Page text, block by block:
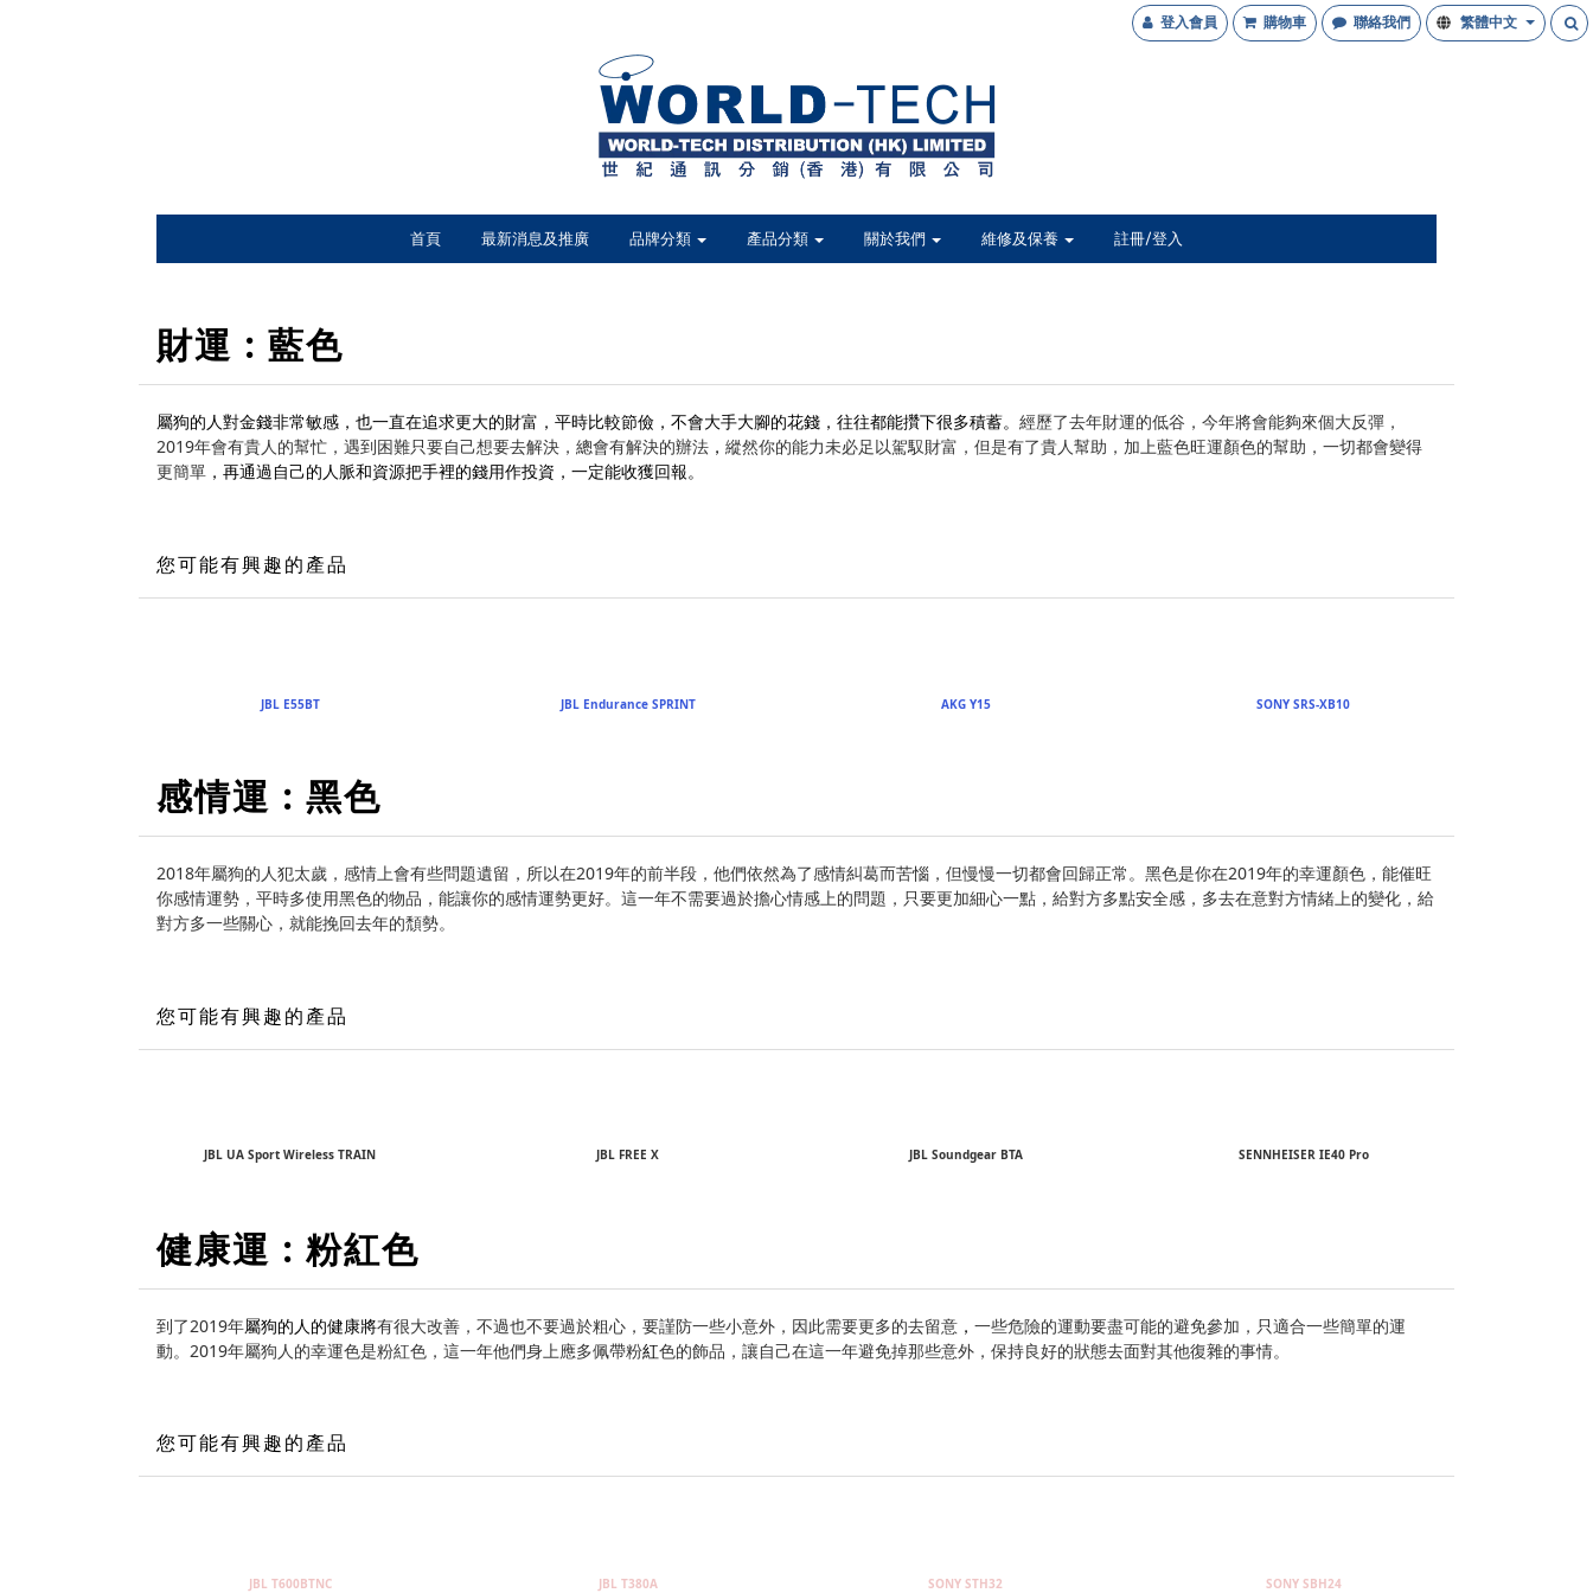
登入會員 購物車 聯絡我們 繁體中文
首頁 最新消息及推廣 品牌分類 產品分類 關於我們 維修及保養 註冊/登入
財運 : 藍色
屬狗的人對金錢非常敏感，也一直在追求更大的財富，平時比較節儉，不會大手大腳的花錢，往往都能攢下很多積蓄。 經歷了去年財運的低谷，今年將會能夠來個大反彈，
2019年會有貴人的幫忙，遇到困難只要自己想要去解決，總會有解決的辦法 ， 縱然你的能力未必足以駕馭財富，但是有了貴人幫助，加上藍色旺運顏色的幫助，一切都會變得
更簡單 ， 再通過自己的人脈和資源把手裡的錢用作投資，一定能收獲回報。
您可能有興趣的產品
JBL E55BT JBL Endurance SPRINT AKG Y15 SONY SRS-XB10
感情運 : 黑色
2018年屬狗的人犯太歲，感情上會有些問題遺留，所以在2019年的前半段，他們依然為了感情糾葛而苦惱，但慢慢一切都會回歸正常。黑色是你在2019年的幸運顏色，能催旺
你感情運勢，平時多使用黑色的物品，能讓你的感情運勢更好。這一年不需要過於擔心情感上的問題，只要更加細心一點，給對方多點安全感，多去在意對方情緒上的變化，給
對方多一些關心，就能挽回去年的頹勢。
您可能有興趣的產品
JBL UA Sport Wireless TRAIN JBL FREE X JBL Soundgear BTA SENNHEISER IE40 Pro
健康運 : 粉紅色
到了2019年屬狗的人的健康將有很大改善，不過也不要過於粗心，要謹防一些小意外，因此需要更多的去留意 ， 一些危險的運動要盡可能的避免參加，只適合一些簡單的運
動。2019年屬狗人的幸運色是粉紅色，這一年他們身上應多佩帶粉紅色的飾品，讓自己在這一年避免掉那些意外，保持良好的狀態去面對其他復雜的事情。
您可能有興趣的產品
JBL T600BTNC JBL T380A SONY STH32 SONY SBH24